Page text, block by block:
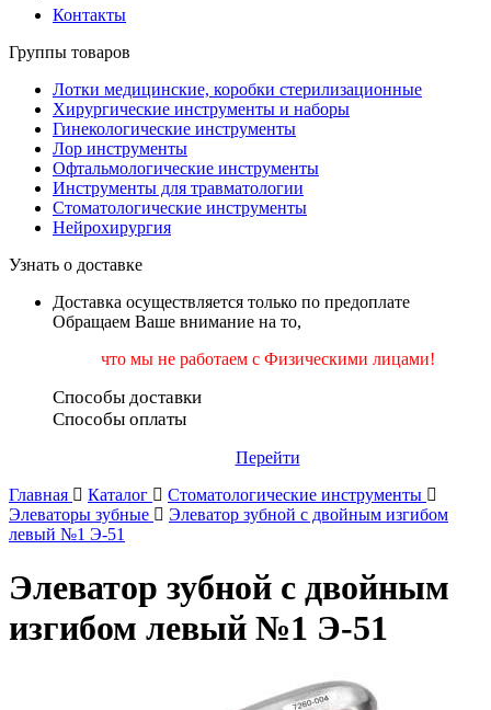
Контакты
Группы товаров
Лотки медицинские, коробки стерилизационные
Хирургические инструменты и наборы
Гинекологические инструменты
Лор инструменты
Офтальмологические инструменты
Инструменты для травматологии
Стоматологические инструменты
Нейрохирургия
Узнать о доставке
Доставка осуществляется только по предоплате
Обращаем Ваше внимание на то,
что мы не работаем с Физическими лицами!
Способы доставки
Способы оплаты
Перейти
Главная
Каталог
Стоматологические инструменты
Элеваторы зубные
Элеватор зубной с двойным изгибом
левый №1 Э-51
Элеватор зубной с двойным
изгибом левый №1 Э-51